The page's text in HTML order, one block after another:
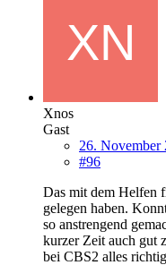
Xnos
Gast
26. November
#96
Das mit dem Helfen
gelegen haben.
so anstrengend
kurzer Zeit auch gut
bei CBS2 alles